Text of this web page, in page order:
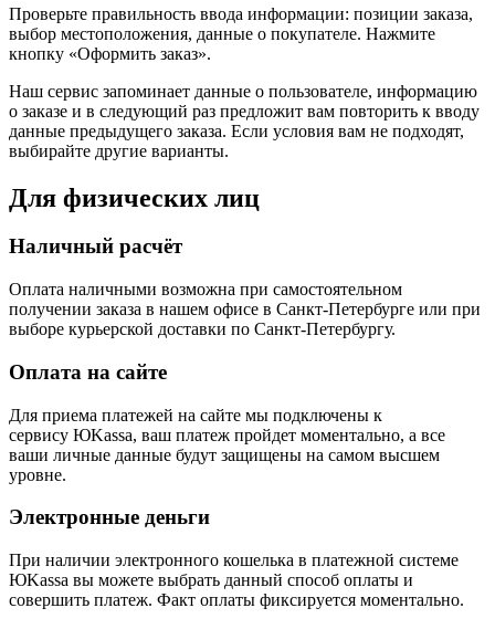
Проверьте правильность ввода информации: позиции заказа,
выбор местоположения, данные о покупателе. Нажмите
кнопку «Оформить заказ».
Наш сервис запоминает данные о пользователе, информацию
о заказе и в следующий раз предложит вам повторить к вводу
данные предыдущего заказа. Если условия вам не подходят,
выбирайте другие варианты.
Для физических лиц
Наличный расчёт
Оплата наличными возможна при самостоятельном
получении заказа в нашем офисе в Санкт-Петербурге или при
выборе курьерской доставки по Санкт-Петербургу.
Оплата на сайте
Для приема платежей на сайте мы подключены к
сервису ЮKassa, ваш платеж пройдет моментально, а все
ваши личные данные будут защищены на самом высшем
уровне.
Электронные деньги
При наличии электронного кошелька в платежной системе
ЮKassa вы можете выбрать данный способ оплаты и
совершить платеж. Факт оплаты фиксируется моментально.